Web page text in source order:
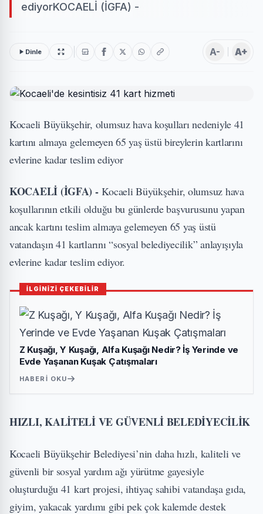
ediyorKOCAELİ (İGFA) -
Dinle A- A+
Kocaeli Büyükşehir, olumsuz hava koşulları nedeniyle 41
kartını almaya gelemeyen 65 yaş üstü bireylerin kartlarını
evlerine kadar teslim ediyor
KOCAELİ (İGFA) -Kocaeli Büyükşehir, olumsuz hava
koşullarının etkili olduğu bu günlerde başvurusunu yapan
ancak kartını teslim almaya gelemeyen 65 yaş üstü
vatandaşın 41 kartlarını “sosyal belediyecilik” anlayışıyla
evlerine kadar teslim ediyor.
İLGİNİZİ ÇEKEBİLİR
Z Kuşağı, Y Kuşağı, Alfa Kuşağı Nedir? İş Yerinde ve
Evde Yaşanan Kuşak Çatışmaları
HABERI OKU
HIZLI, KALİTELİ VE GÜVENLİ BELEDİYECİLİK
Kocaeli Büyükşehir Belediyesi’nin daha hızlı, kaliteli ve
güvenli bir sosyal yardım ağı yürütme gayesiyle
oluşturduğu 41 kart projesi, ihtiyaç sahibi vatandaşa gıda,
giyim, yakacak yardımı gibi pek çok kalemde destek